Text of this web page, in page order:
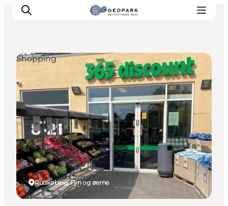
Rudkøbing, Fyn og øerne
Shopping